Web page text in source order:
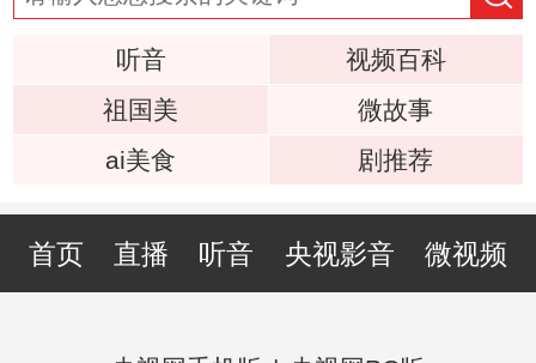
听音
视频百科
祖国美
微故事
ai美食
剧推荐
首页 直播 听音 央视影音 微视频